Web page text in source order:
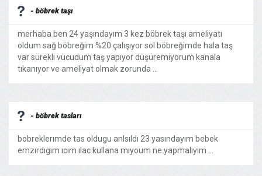
- böbrek taşı
merhaba ben 24 yaşındayım 3 kez böbrek taşı ameliyatı
oldum sağ böbreğim %20 çalışıyor sol böbreğimde hala taş
var sürekli vücudum taş yapıyor düşüremiyorum kanala
tıkanıyor ve ameliyat olmak zorunda ...
- böbrek tasları
bobreklerımde tas oldugu anlsıldı 23 yasındayım bebek
emzırdıgım ıcım ılac kullana mıyoum ne yapmalıyım ...